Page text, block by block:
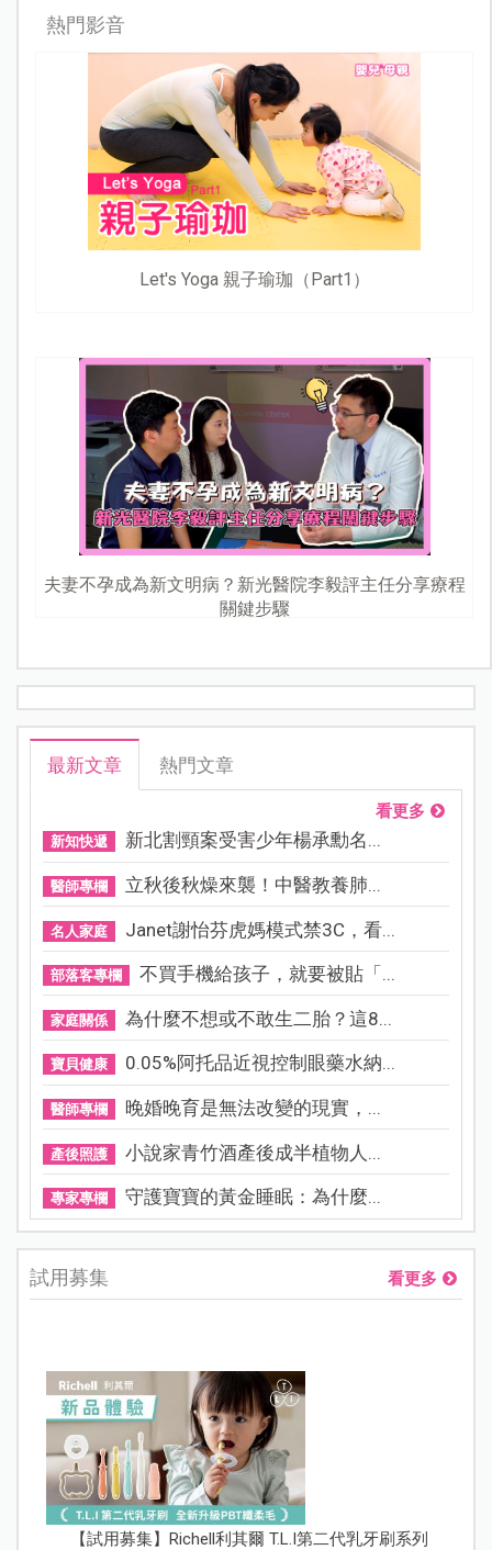
熱門影音
Let's Yoga 親子瑜珈（Part1）
夫妻不孕成為新文明病？新光醫院李毅評主任分享療程
關鍵步驟
最新文章 熱門文章
看更多
新知快遞 新北割頸案受害少年楊承勳名...
醫師專欄 立秋後秋燥來襲！中醫教養肺...
名人家庭 Janet謝怡芬虎媽模式禁3C，看...
部落客專欄 不買手機給孩子，就要被貼「...
家庭關係 為什麼不想或不敢生二胎？這8...
寶貝健康 0.05%阿托品近視控制眼藥水納...
醫師專欄 晚婚晚育是無法改變的現實，...
產後照護 小說家青竹酒產後成半植物人...
專家專欄 守護寶寶的黃金睡眠：為什麼...
試用募集 看更多
【試用募集】Richell利其爾 T.L.I第二代乳牙刷系列